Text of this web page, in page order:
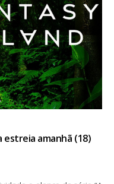
estreia amanhã (18)